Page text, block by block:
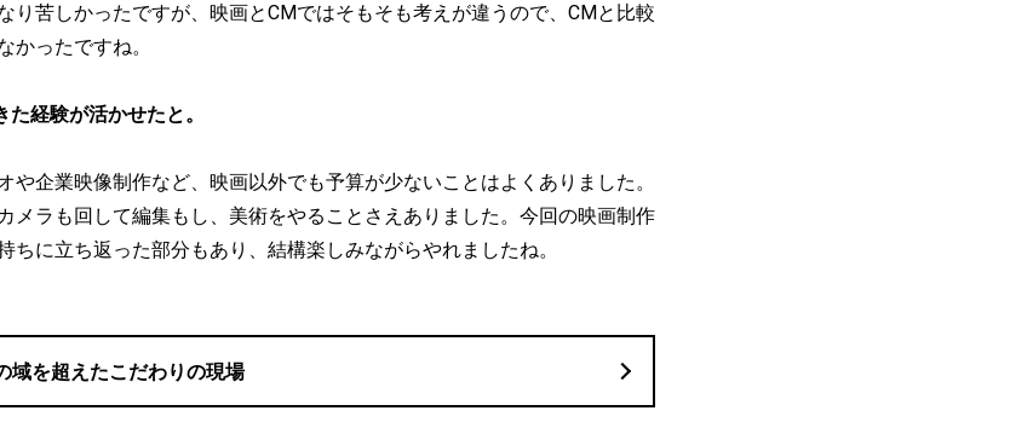
り苦しかったですが、映画とCMではそもそも考えが違うので、CMと比較
かったですね。
経験が活かせたと。
や企業映像制作など、映画以外でも予算が少ないことはよくありました。
メラも回して編集もし、美術をやることさえありました。今回の映画制作
ちに立ち返った部分もあり、結構楽しみながらやれましたね。
域を超えたこだわりの現場